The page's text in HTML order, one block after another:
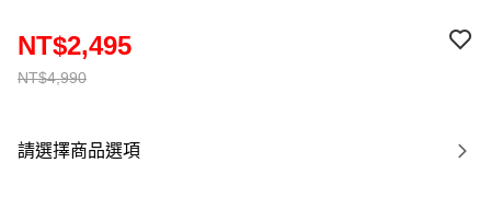
NT$4,990
NT$2,495
請選擇商品選項